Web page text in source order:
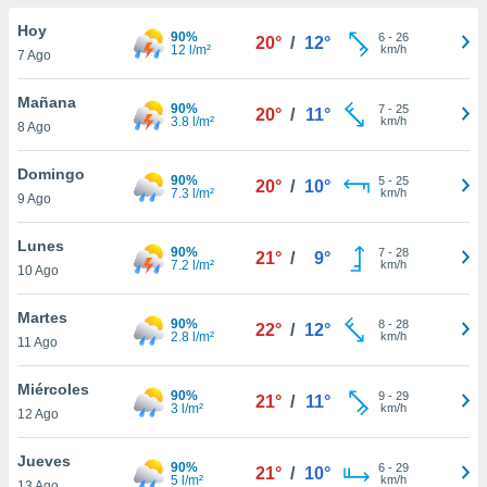
en
y
cookies
aceptar
Hoy
7 Ago
90%
12 l/m²
20° / 12° 6- 26
km/h
Mañana
8 Ago
90%
3.8 l/m²
20° / 11° 7- 25
km/h
Domingo
9 Ago
90%
7.3 l/m²
20° / 10° 5- 25
km/h
Lunes
10 Ago
90%
7.2 l/m²
21° / 9° 7- 28
km/h
Martes
11 Ago
90%
2.8 l/m²
22° / 12° 8- 28
km/h
Miércoles
12 Ago
90%
3 l/m²
21° / 11° 9- 29
km/h
Jueves
90%
5 l/m²
21° / 10° 6- 29
km/h